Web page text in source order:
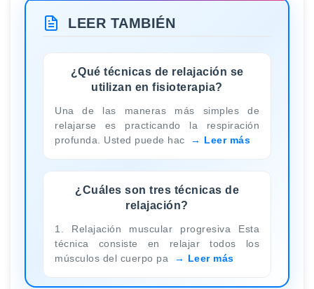
LEER TAMBIÉN
¿Qué técnicas de relajación se
utilizan en fisioterapia?
Una de las maneras más simples de
relajarse es practicando la respiración
profunda. Usted puede hac
Leer más
¿Cuáles son tres técnicas de
relajación?
1. Relajación muscular progresiva Esta
técnica consiste en relajar todos los
músculos del cuerpo pa
Leer más